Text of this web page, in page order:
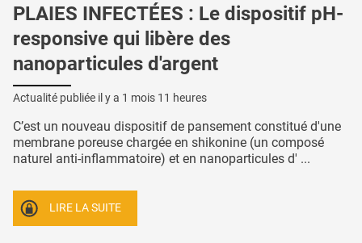
PLAIES INFECTÉES : Le dispositif pH-
responsive qui libère des
nanoparticules d'argent
Actualité publiée il y a 1 mois 11 heures
C’est un nouveau dispositif de pansement constitué d'une
membrane poreuse chargée en shikonine (un composé
naturel anti-inflammatoire) et en nanoparticules d' ...
LIRE LA SUITE